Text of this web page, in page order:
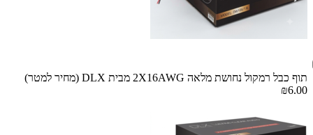
תוף כבל רמקול נחושת מלאה 2X16AWG מבית DLX (מחיר למטר)
₪6.00